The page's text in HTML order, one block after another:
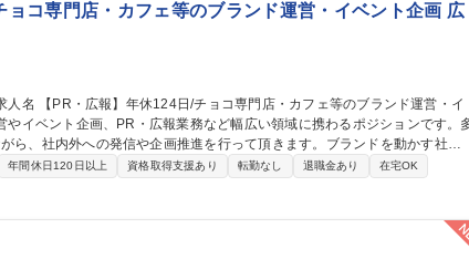
ョコ専門店・カフェ等のブランド運営・イベント企画 広
ら、社内外への発信や企画推進を行って頂きます。ブランドを動かす社内
ンドごとのコミュニケーション設計、SNS・Webコンテンツの企画、撮影・
管理など、プロジェクト全体を横断して関わっていただきます。加えて、
わるサポート業務も担当頂きます。 募集職種 【PR・広報】年休
ンド運営・イベント企画
年間休日120日以上 資格取得支援あり 転勤なし 退職金あり
在宅OK